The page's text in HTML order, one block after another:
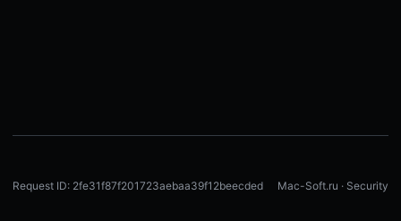
Request ID: 2fe31f87f201723aebaa39f12beecded Mac-Soft.ru · Security